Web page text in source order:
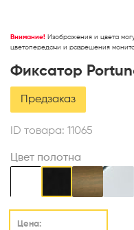
Внимание! Изображения и цвета
цветопередачи и разрешения
Фиксатор
Предзаказ
ID товара: 11065
Цвет полотна
Цена: